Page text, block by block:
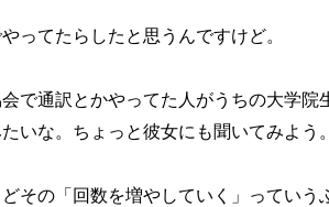
ってたらしたと思うんですけど。
で通訳とかやってた人がうちの大学
いな。ちょっと彼女にも聞いてみよう
その「回数を増やしていく」ってい